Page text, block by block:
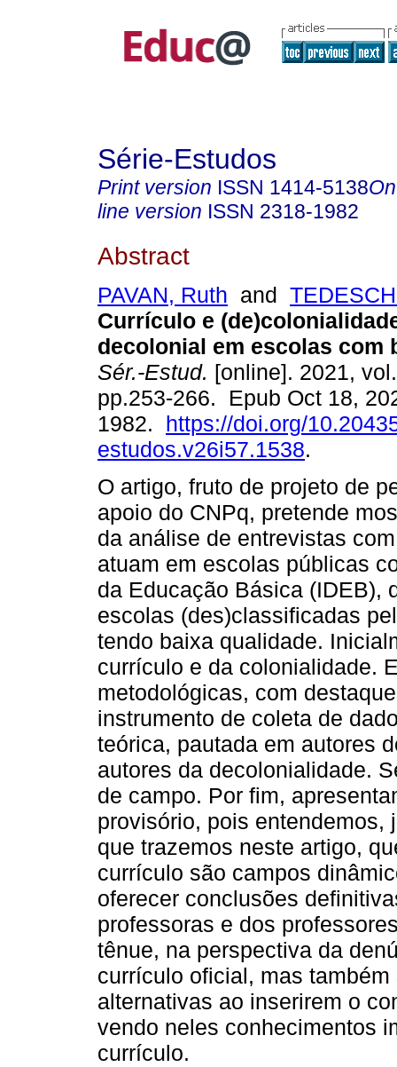
Série-Estudos
Print version ISSN 1414-5138
line version ISSN 2318-1982
Abstract
PAVAN, Ruth and
Currículo e
decolonial em escolas com
Sér.-Estud. [online]. 2021,
pp.253-266. Epub Oct 18,
1982. https://doi.org/
estudos.v26i57.1538.
O artigo, fruto de projeto de
apoio do CNPq, pretende
da análise de entrevistas
atuam em escolas públicas
da Educação Básica (IDEB),
escolas (des)classificadas
tendo baixa qualidade.
currículo e da colonialidade.
metodológicas, com
instrumento de coleta de
teórica, pautada em autores
autores da decolonialidade.
de campo. Por fim,
provisório, pois entendemos,
que trazemos neste artigo,
currículo são campos
oferecer conclusões
professoras e dos
tênue, na perspectiva da
currículo oficial, mas
alternativas ao inserirem o
vendo neles conhecimentos
currículo.